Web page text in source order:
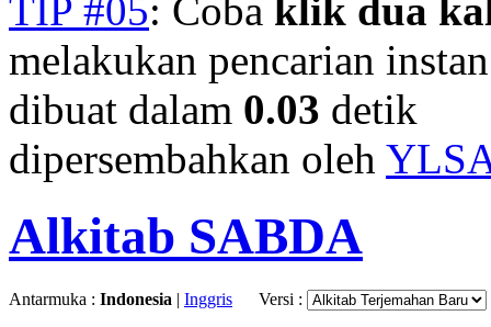
TIP #05: Coba klik dua
melakukan pencarian
dibuat dalam 0.03 detik
dipersembahkan oleh
Alkitab SABDA
Antarmuka : Indonesia | Inggris Versi :